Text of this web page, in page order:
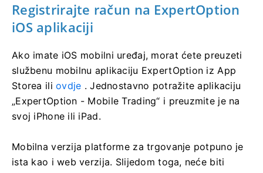
Registrirajte račun na ExpertOption
iOS aplikaciji
Ako imate iOS mobilni uređaj, morat ćete preuzeti
službenu mobilnu aplikaciju ExpertOption iz App
Storea iliovdje . Jednostavno potražite aplikaciju
„ExpertOption - Mobile Trading“ i preuzmite je na
svoj iPhone ili iPad.
Mobilna verzija platforme za trgovanje potpuno je
ista kao i web verzija. Slijedom toga, neće biti